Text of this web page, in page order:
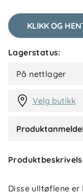
KLIKK OG
Lagerstatus:
På nettlager
Velg butikk
Behagelig ull som
✓
Nora
Tusen takk for at
Disse ulltøflene